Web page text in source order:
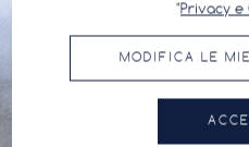
"Privacy e
MODIFICA LE